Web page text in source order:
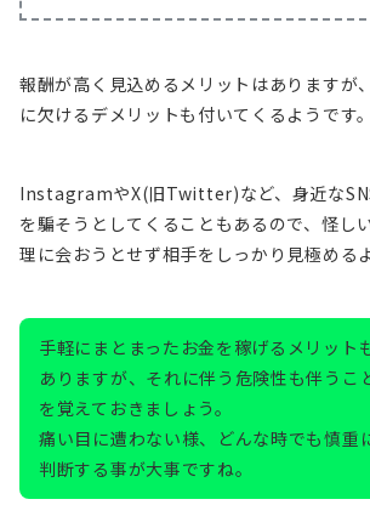
報酬が高く見込めるメリットはありますが
に欠けるデメリットも付いてくるようです。
InstagramやX(旧Twitter)など、身近な
を騙そうとしてくることもあるので、怪し
理に会おうとせず相手をしっかり見極める
手軽にまとまったお金を稼げるメリット
ありますが、それに伴う危険性も伴うこ
を覚えておきましょう。
痛い目に遭わない様、どんな時でも慎重
判断する事が大事ですね。